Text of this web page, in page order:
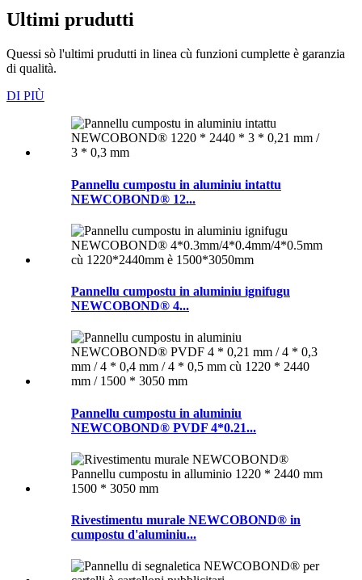
Ultimi prudutti
Quessi sò l'ultimi prudutti in linea cù funzioni cumplette è garanzia
di qualità.
DI PIÙ
Pannellu cumpostu in aluminiu intattu
NEWCOBOND® 12...
Pannellu cumpostu in aluminiu ignifugu
NEWCOBOND® 4...
Pannellu cumpostu in aluminiu
NEWCOBOND® PVDF 4*0.21...
Rivestimentu murale NEWCOBOND® in
cumpostu d'aluminiu...